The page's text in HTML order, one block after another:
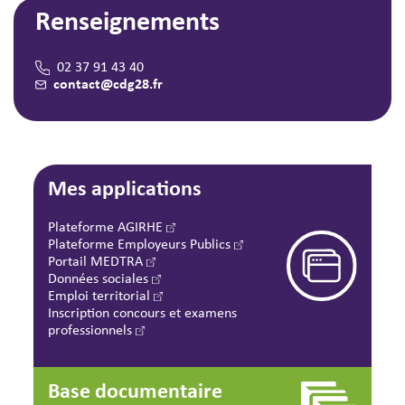
Renseignements
02 37 91 43 40
contact@cdg28.fr
Mes applications
Plateforme AGIRHE
Plateforme Employeurs Publics
Portail MEDTRA
Données sociales
Emploi territorial
Inscription concours et examens
professionnels
Base documentaire